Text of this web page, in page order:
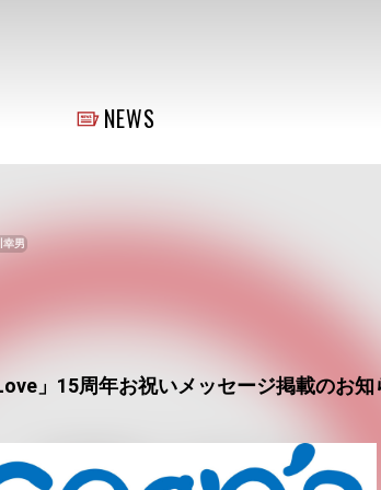
NEWS
幸男
」15周年お祝いメッセージ掲載のお知